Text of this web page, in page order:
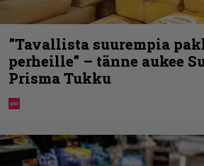
”Tavallista suurempia
perheille” – tänne aukee
Prisma Tukku